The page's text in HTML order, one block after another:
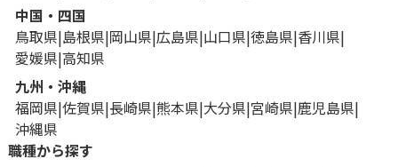
中国・四国
鳥取県 島根県 岡山県 広島県 山口県 徳島県 香川県
愛媛県 高知県
九州・沖縄
福岡県 佐賀県 長崎県 熊本県 大分県 宮崎県 鹿児島県
沖縄県
職種から探す